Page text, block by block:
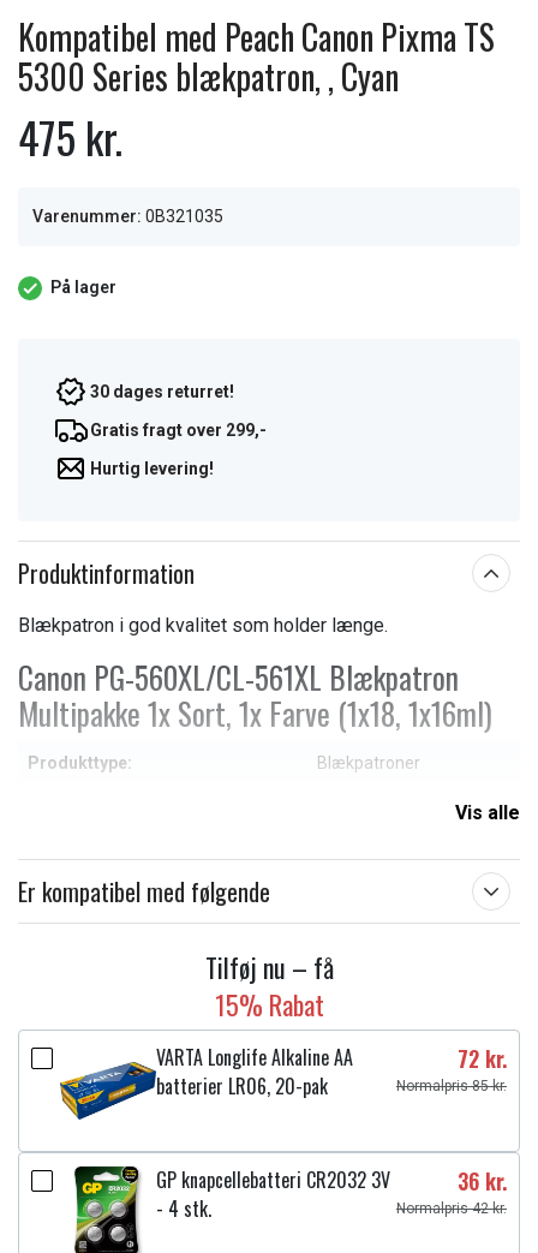
Kompatibel med Peach Canon Pixma TS
5300 Series blækpatron, , Cyan
475 kr.
Varenummer: 0B321035
På lager
30 dages returret!
Gratis fragt over 299,-
Hurtig levering!
Produktinformation
Blækpatron i god kvalitet som holder længe.
Canon PG-560XL/CL-561XL Blækpatron
Multipakke 1x Sort, 1x Farve (1x18, 1x16ml)
Produkttype: Blækpatroner
Læs om betydningen af egenskaberne
Vis alle
Er kompatibel med følgende
Tilføj nu – få
15% Rabat
VARTA Longlife Alkaline AA
batterier LR06, 20-pak
72 kr.
Normalpris 85 kr.
GP knapcellebatteri CR2032 3V
- 4 stk.
36 kr.
Normalpris 42 kr.